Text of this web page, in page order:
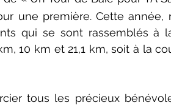
une première. Cette année,
qui se sont rassemblés à
10 km et 21,1 km, soit à la
tous les précieux